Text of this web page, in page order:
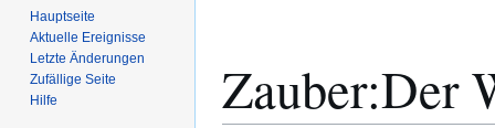
Zauber:Der
Hauptseite
Aktuelle Ereignisse
Letzte Änderungen
Zufällige Seite
Hilfe